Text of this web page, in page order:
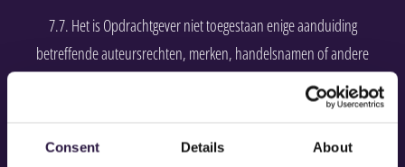
Consent Details About
7.7. Het is Opdrachtgever niet toegestaan enige aanduiding
betreffende auteursrechten, merken, handelsnamen of andere
rechten van intellectuele of industriële eigendom uit de reportages,
producties of materialen te verwijderen of te wijzigen.